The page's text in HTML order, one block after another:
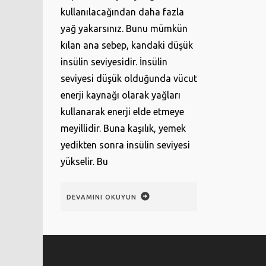
kullanılacağından daha fazla
yağ yakarsınız. Bunu mümkün
kılan ana sebep, kandaki düşük
insülin seviyesidir. İnsülin
seviyesi düşük olduğunda vücut
enerji kaynağı olarak yağları
kullanarak enerji elde etmeye
meyillidir. Buna kaşılık, yemek
yedikten sonra insülin seviyesi
yükselir. Bu
DEVAMINI OKUYUN